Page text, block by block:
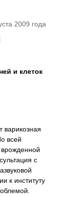
2009 года
:
и клеток
варикозная
всей
с
к институту